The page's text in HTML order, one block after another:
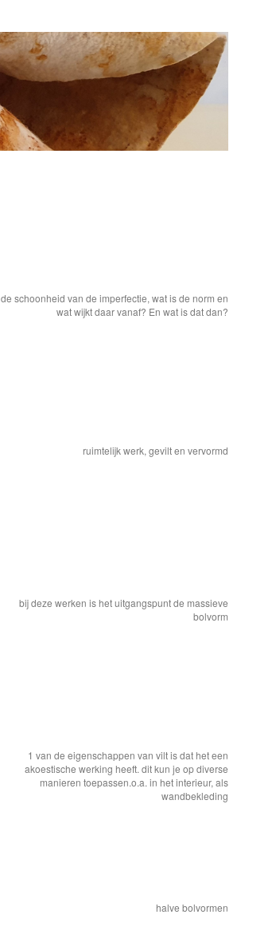
de schoonheid van de imperfectie, wat is de norm en
wat wijkt daar vanaf? En wat is dat dan?
ruimtelijk werk, gevilt en vervormd
bij deze werken is het uitgangspunt de massieve
bolvorm
1 van de eigenschappen van vilt is dat het een
akoestische werking heeft. dit kun je op diverse
manieren toepassen.o.a. in het interieur, als
wandbekleding
halve bolvormen